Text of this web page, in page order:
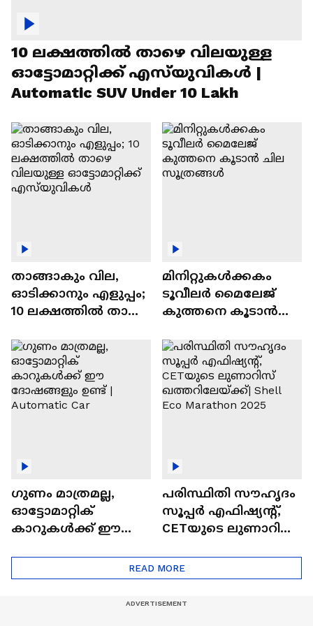
10 ലക്ഷത്തിൽ താഴെ വിലയുള്ള
ഓട്ടോമാറ്റിക്ക് എസ്‍യുവികൾ |
Automatic SUV Under 10 Lakh
താങ്ങാകും വില,
ഓടിക്കാനും എളുപ്പം;
10 ലക്ഷത്തിൽ താഴെ
ഓട്ടോമാറ്റിക്ക്
എസ്‍യുവികൾ
മിനിറ്റുകൾക്കകം
ടൂവീലർ മൈലേജ്
കുത്തനെ കൂടാൻ
ഗുണം മാത്രമല്ല,
ഓട്ടോമാറ്റിക്
കാറുകൾക്ക് ഈ
പരിസ്ഥിതി സൗഹൃദം
സൂപ്പർ എഫിഷ്യന്റ്,
CETയുടെ ലുണാറിസ്
Eco Marathon 2025
READ MORE